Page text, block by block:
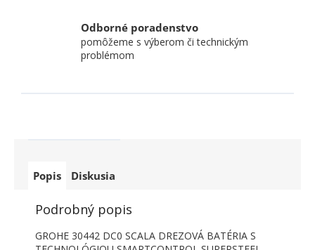
Odborné poradenstvo
pomôžeme s výberom či technickým
problémom
Popis Diskusia
Podrobný popis
GROHE 30442 DC0 SCALA DREZOVÁ BATÉRIA S